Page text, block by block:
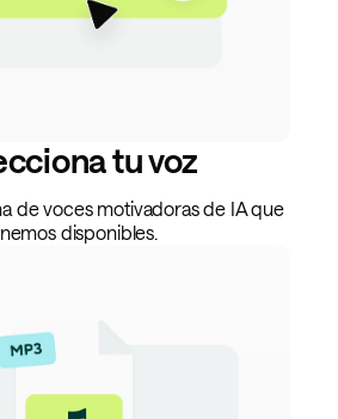
tu voz
de voces motivadoras de IA que
disponibles.